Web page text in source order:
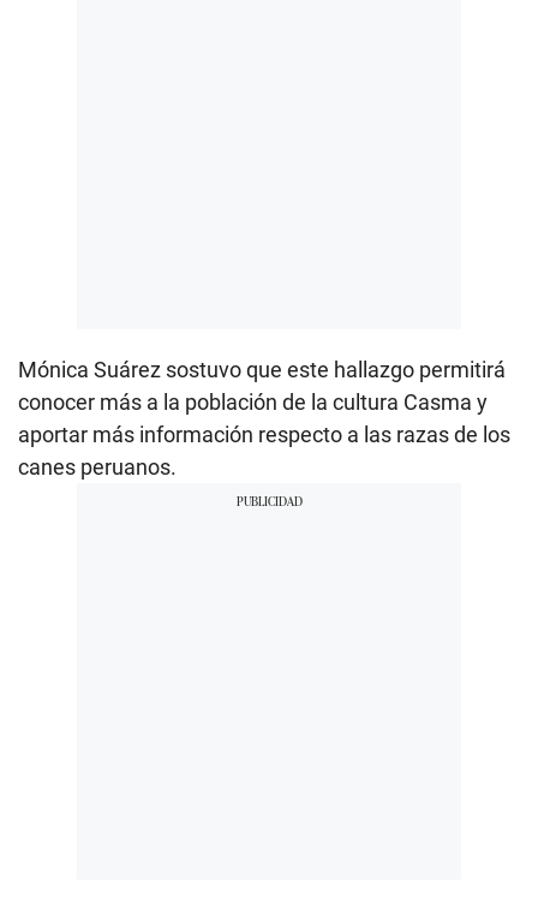
Mónica Suárez sostuvo que este hallazgo permitirá
conocer más a la población de la cultura Casma y
aportar más información respecto a las razas de los
canes peruanos.